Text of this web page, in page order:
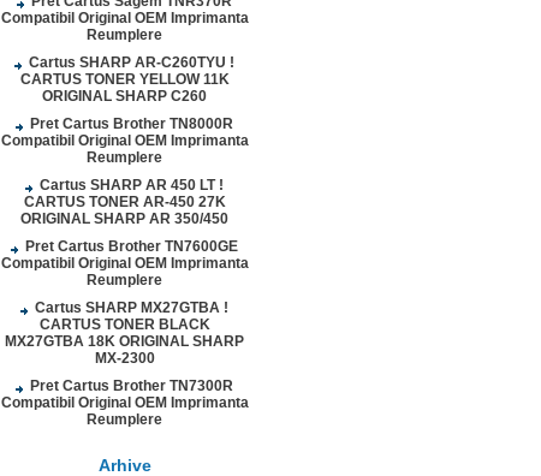
Compatibil Original OEM Imprimanta
Reumplere
Cartus SHARP AR-C260TYU !
CARTUS TONER YELLOW 11K
ORIGINAL SHARP C260
Pret Cartus Brother TN8000R
Compatibil Original OEM Imprimanta
Reumplere
Cartus SHARP AR 450 LT !
CARTUS TONER AR-450 27K
ORIGINAL SHARP AR 350/450
Pret Cartus Brother TN7600GE
Compatibil Original OEM Imprimanta
Reumplere
Cartus SHARP MX27GTBA !
CARTUS TONER BLACK
MX27GTBA 18K ORIGINAL SHARP
MX-2300
Pret Cartus Brother TN7300R
Compatibil Original OEM Imprimanta
Reumplere
Arhive